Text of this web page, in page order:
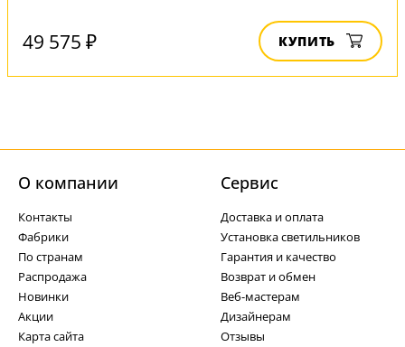
49 575 ₽ КУПИТЬ
О компании
Контакты
Фабрики
По странам
Распродажа
Новинки
Акции
Карта сайта
Cервис
Доставка и оплата
Установка светильников
Гарантия и качество
Возврат и обмен
Веб-мастерам
Дизайнерам
Отзывы